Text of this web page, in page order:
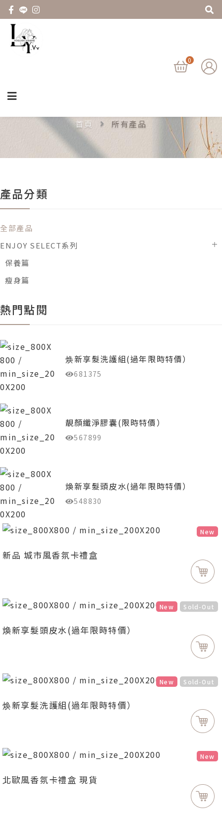
0
首頁 所有產品
產品分類
全部產品
ENJOY SELECT系列
保養篇
瘦身篇
熱門點閱
焕新享髮洗護組(過年限時特價）
681375
靚顏纖淨膠囊(限時特價）
567899
煥新享髮頭皮水(過年限時特價）
548830
New
新品 城市風香氛卡禮盒
New Sold-Out
煥新享髮頭皮水(過年限時特價）
New Sold-Out
焕新享髮洗護組(過年限時特價）
New
北歐風香氛卡禮盒 現貨